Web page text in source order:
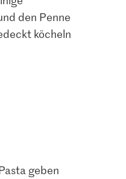
den Penne
köcheln
geben